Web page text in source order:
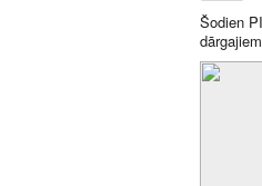
Šodien